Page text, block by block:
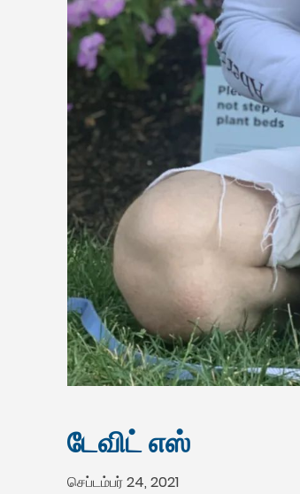
டேவிட் எஸ்
செப்டம்பர் 24, 2021